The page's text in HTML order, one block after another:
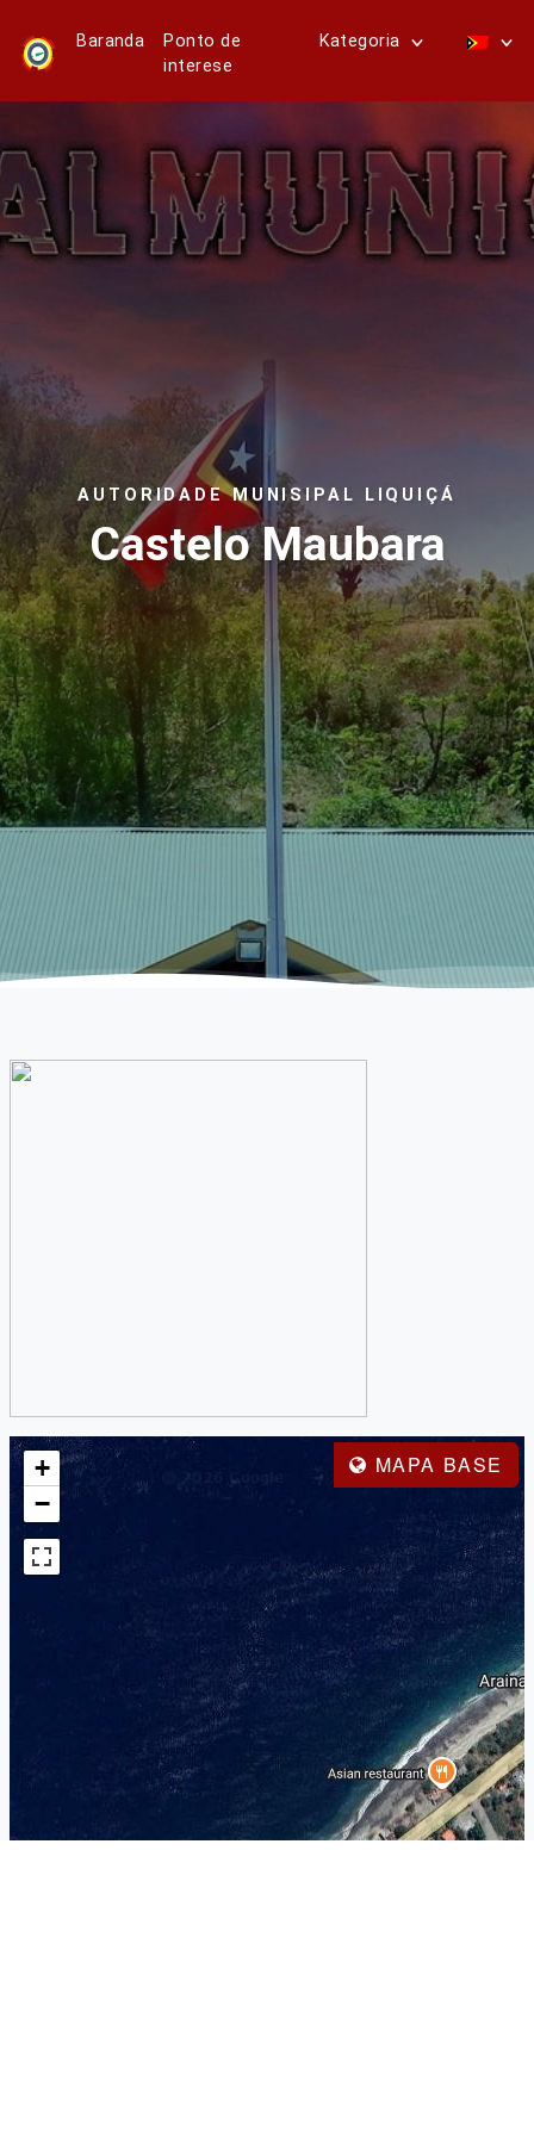
Baranda
Ponto de
interese
Kategoria
AUTORIDADE MUNISIPAL LIQUIÇÁ
Castelo Maubara
MAPA BASE
+
−